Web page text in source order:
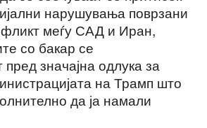
нарушувања поврзани
меѓу САД и Иран,
со бакар се
значајна одлука за
на Трамп што
да ја намали